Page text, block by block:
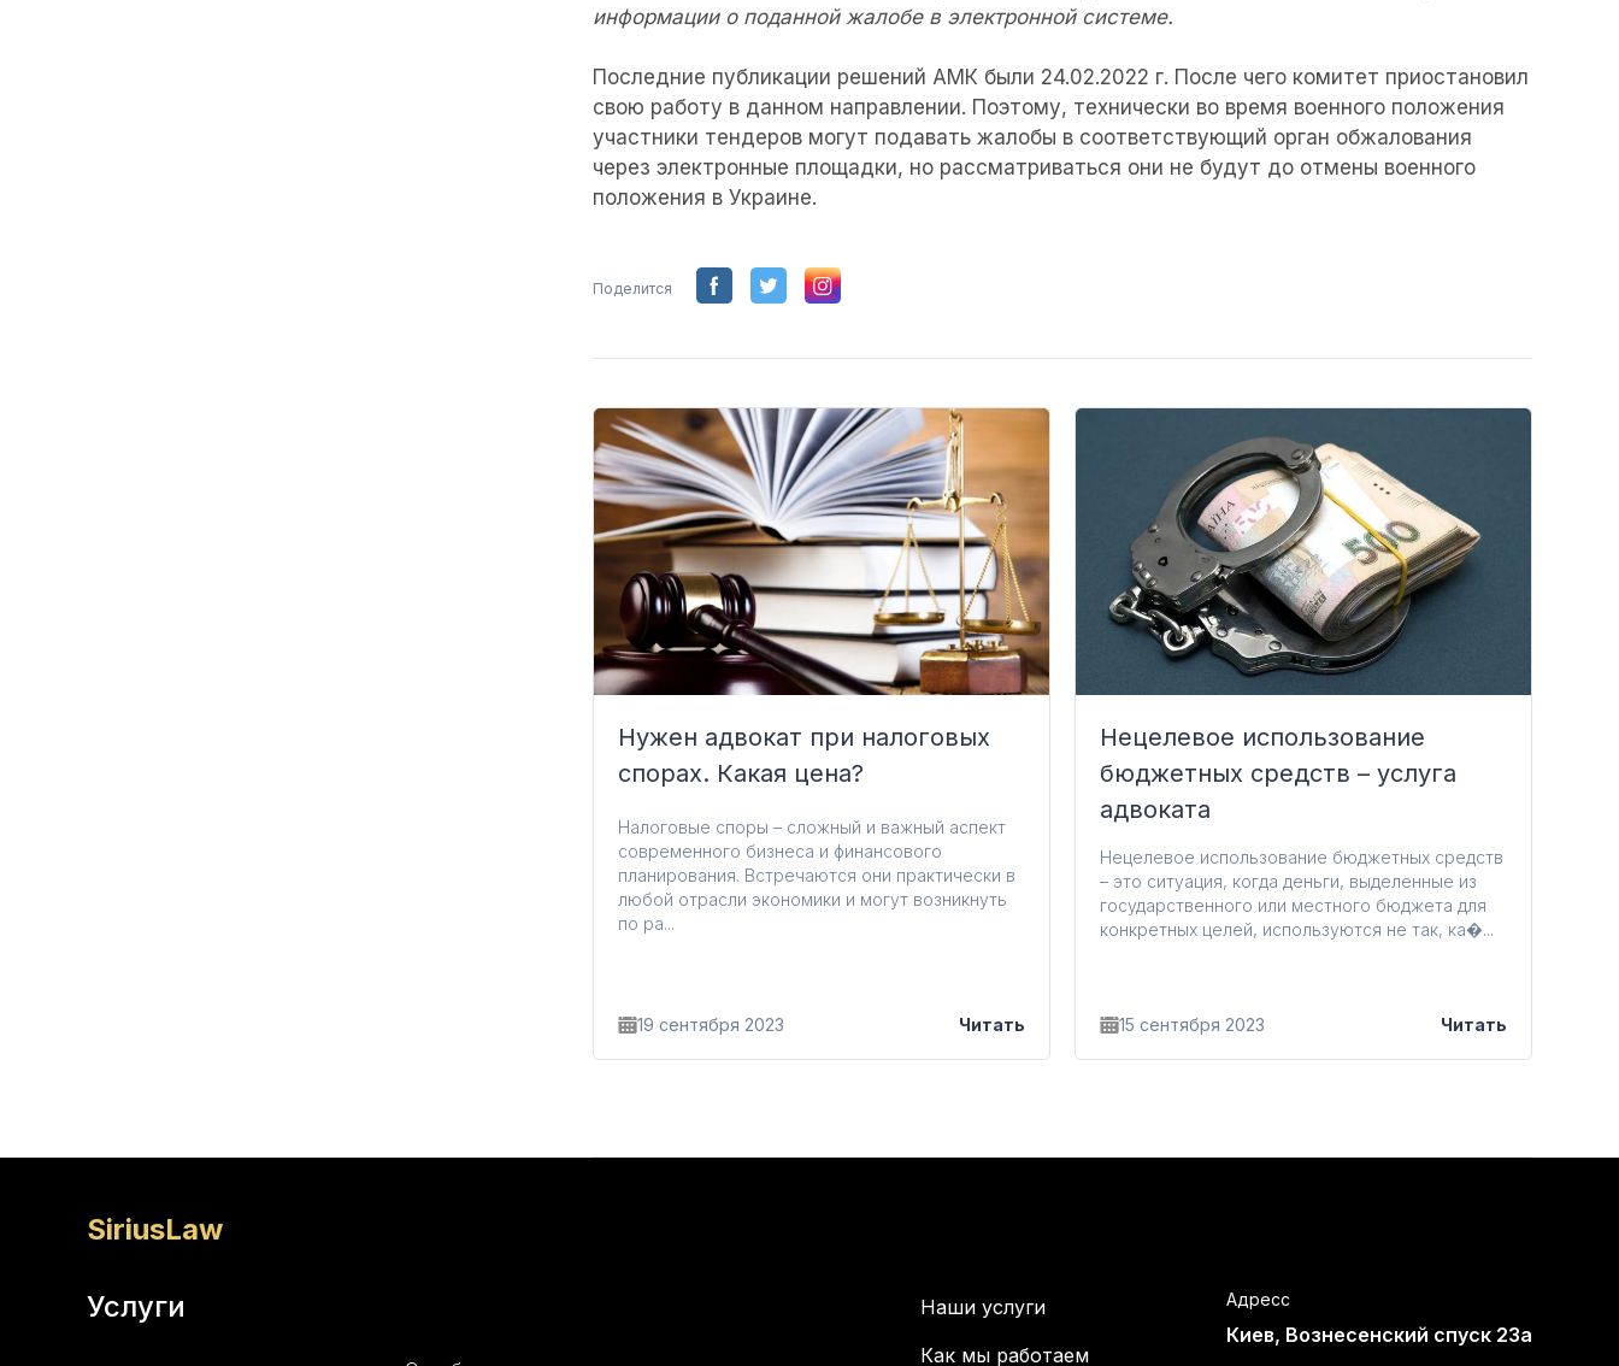
информации о поданной жалобе в электронной системе.
Последние публикации решений АМК были 24.02.2022 г. После чего комитет приостановил
свою работу в данном направлении. Поэтому, технически во время военного положения
участники тендеров могут подавать жалобы в соответствующий орган обжалования
через электронные площадки, но рассматриваться они не будут до отмены военного
положения в Украине.
Поделится
Нужен адвокат при налоговых
спорах. Какая цена?
Налоговые споры – сложный и важный аспект
современного бизнеса и финансового
планирования. Встречаются они практически в
любой отрасли экономики и могут возникнуть
по ра...
19 сентября 2023 Читать
Нецелевое использование
бюджетных средств – услуга
адвоката
Нецелевое использование бюджетных средств
– это ситуация, когда деньги, выделенные из
государственного или местного бюджета для
конкретных целей, используются не так, ка�...
15 сентября 2023 Читать
SiriusLaw
Услуги
Наши услуги
Как мы работаем
Адресс
Киев, Вознесенский спуск 23а